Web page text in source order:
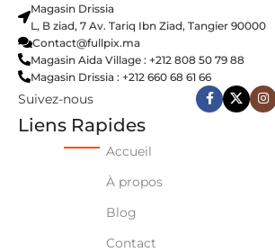
Magasin Drissia
L, B ziad, 7 Av. Tariq Ibn Ziad, Tangier 90000
Contact@fullpix.ma
Magasin Aida Village : +212 808 50 79 88
Magasin Drissia : +212 660 68 61 66
Suivez-nous
Liens Rapides
Accueil
À propos
Blog
Contact